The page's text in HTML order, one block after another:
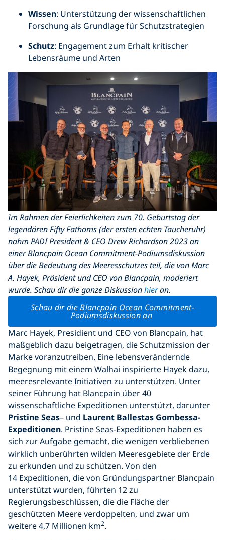
Wissen: Unterstützung der wissenschaftlichen
Forschung als Grundlage für Schutzstrategien
Schutz: Engagement zum Erhalt kritischer
Lebensräume und Arten
Im Rahmen der Feierlichkeiten zum 70. Geburtstag der
legendären Fifty Fathoms (der ersten echten Taucheruhr)
nahm PADI President & CEO Drew Richardson 2023 an
einer Blancpain Ocean Commitment-Podiumsdiskussion
über die Bedeutung des Meeresschutzes teil, die von Marc
A. Hayek, Präsident und CEO von Blancpain, moderiert
wurde. Schau dir die ganze Diskussionhieran.
Schau dir die Blancpain Ocean Commitment-
Podiumsdiskussion an
Marc Hayek, Presidient und CEO von Blancpain, hat
maßgeblich dazu beigetragen, die Schutzmission der
Marke voranzutreiben. Eine lebensverändernde
Begegnung mit einem Walhai inspirierte Hayek dazu,
meeresrelevante Initiativen zu unterstützen. Unter
seiner Führung hat Blancpain über 40
wissenschaftliche Expeditionen unterstützt, darunter
Pristine Seas– und Laurent Ballestas Gombessa-
Expeditionen. Pristine Seas-Expeditionen haben es
sich zur Aufgabe gemacht, die wenigen verbliebenen
wirklich unberührten wilden Meeresgebiete der Erde
zu erkunden und zu schützen. Von den
14 Expeditionen, die von Gründungspartner Blancpain
unterstützt wurden, führten 12 zu
Regierungsbeschlüssen, die die Fläche der
geschützten Meere verdoppelten, und zwar um
weitere 4,7 Millionen km2.